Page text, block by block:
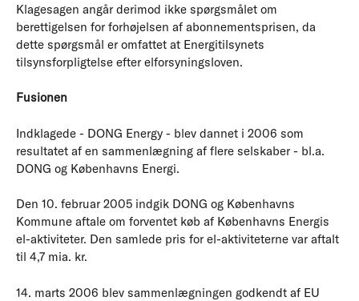
Klagesagen angår derimod ikke spørgsmålet om
berettigelsen for forhøjelsen af abonnementsprisen, da
dette spørgsmål er omfattet at Energitilsynets
tilsynsforpligtelse efter elforsyningsloven.
Fusionen
Indklagede - DONG Energy - blev dannet i 2006 som
resultatet af en sammenlægning af flere selskaber - bl.a.
DONG og Københavns Energi.
Den 10. februar 2005 indgik DONG og Københavns
Kommune aftale om forventet køb af Københavns Energis
el-aktiviteter. Den samlede pris for el-aktiviteterne var aftalt
til 4,7 mia. kr.
14. marts 2006 blev sammenlægningen godkendt af EU